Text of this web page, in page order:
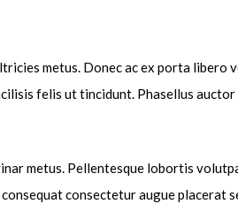
metus. Donec ac ex porta
felis ut tincidunt. Phasellus
metus. Pellentesque lobortis
consectetur augue placerat